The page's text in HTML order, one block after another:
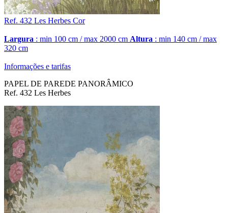
Ref. 432 Les Herbes Cor
Largura : min 100 cm / max 2000 cm Altura : min 140 cm / max
320 cm
Informações e tarifas
PAPEL DE PAREDE PANORÂMICO
Ref. 432 Les Herbes